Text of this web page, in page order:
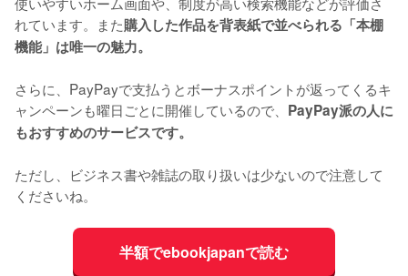
れています。また購入した作品を背表紙で並べられる「本棚
機能」は唯一の魅力。
さらに、PayPayで支払うとボーナスポイントが返ってくるキ
ャンペーンも曜日ごとに開催しているので、 PayPay派の人に
もおすすめのサービスです。
ただし、ビジネス書や雑誌の取り扱いは少ないので注意して
くださいね。
半額でebookjapanで読む